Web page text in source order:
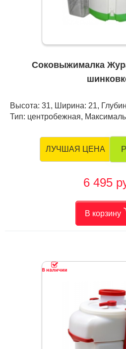
Соковыжималка
Высота: 31, Ширина: 21,
Тип: центробежная,
ЛУЧШАЯ ЦЕНА
6 495
В корзину